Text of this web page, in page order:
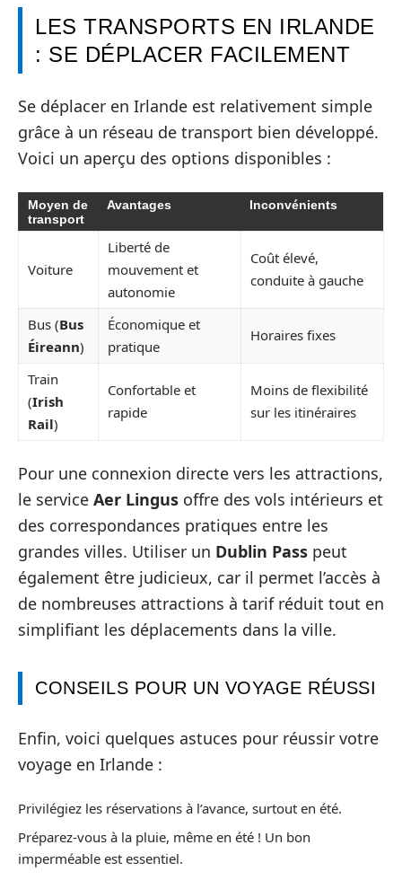
LES TRANSPORTS EN IRLANDE
: SE DÉPLACER FACILEMENT
Se déplacer en Irlande est relativement simple
grâce à un réseau de transport bien développé.
Voici un aperçu des options disponibles :
Moyen de
transport
Avantages Inconvénients
Voiture
Liberté de
mouvement et
autonomie
Coût élevé,
conduite à gauche
Bus (Bus
Éireann)
Économique et
pratique
Horaires fixes
Train
(Irish
Rail)
Confortable et
rapide
Moins de flexibilité
sur les itinéraires
Pour une connexion directe vers les attractions,
le service Aer Lingus offre des vols intérieurs et
des correspondances pratiques entre les
grandes villes. Utiliser un Dublin Pass peut
également être judicieux, car il permet l’accès à
de nombreuses attractions à tarif réduit tout en
simplifiant les déplacements dans la ville.
CONSEILS POUR UN VOYAGE RÉUSSI
Enfin, voici quelques astuces pour réussir votre
voyage en Irlande :
Privilégiez les réservations à l’avance, surtout en été.
Préparez-vous à la pluie, même en été ! Un bon
imperméable est essentiel.